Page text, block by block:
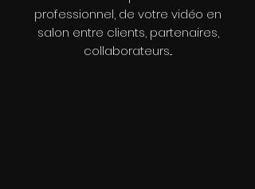
professionnel, de votre vidéo en
salon entre clients, partenaires,
collaborateurs...